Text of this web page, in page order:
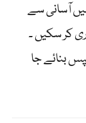
آسانی سے
کر سکیں ۔
پر ریمپس بنائے جا